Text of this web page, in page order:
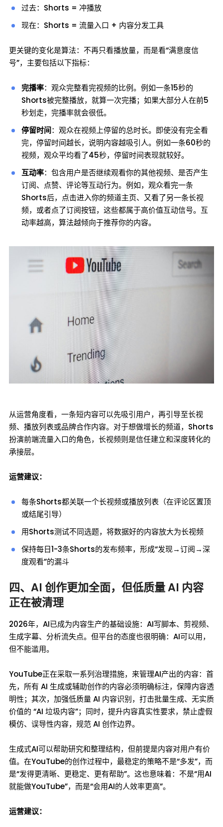
过去：Shorts = 冲播放
现在：Shorts = 流量入口 + 内容分发工具
更关键的变化是算法：不再只看播放量，而是看“满意度信
号”，主要包括以下指标：
完播率：观众完整看完视频的比例。例如一条15秒的
Shorts被完整播放，就算一次完播；如果大部分人在前5
秒划走，完播率就会很低。
停留时间：观众在视频上停留的总时长。即使没有完全看
完，停留时间越长，说明内容越吸引人。例如一条60秒的
视频，观众平均看了45秒，停留时间表现就较好。
互动率：包含用户是否继续观看你的其他视频、是否产生
订阅、点赞、评论等互动行为。例如，观众看完一条
Shorts后，点击进入你的频道主页、又看了另一条长视
频，或者点了订阅按钮，这些都属于高价值互动信号。互
动率越高，算法越倾向于推荐你的内容。
从运营角度看，一条短内容可以先吸引用户，再引导至长视
频、播放列表或品牌合作内容。对于想做增长的频道，Shorts
扮演前端流量入口的角色，长视频则是信任建立和深度转化的
承接层。
运营建议：
每条Shorts都关联一个长视频或播放列表（在评论区置顶
或结尾引导）
用Shorts测试不同选题，将数据好的内容放大为长视频
保持每日1-3条Shorts的发布频率，形成“发现→订阅→深
度观看”的漏斗
四、AI 创作更加全面，但低质量 AI 内容
正在被清理
2026年，AI已成为内容生产的基础设施：AI写脚本、剪视频、
生成字幕、分析流失点。但平台的态度也很明确：AI可以用，
但不能滥用。
YouTube正在采取一系列治理措施，来管理AI产出的内容：首
先，所有 AI 生成或辅助创作的内容必须明确标注，保障内容透
明性；其次，加强低质量 AI 内容识别，打击批量生成、无实质
价值的 “AI 垃圾内容”；同时，提升内容真实性要求，禁止虚假
模仿、误导性内容，规范 AI 创作边界。
生成式AI可以帮助研究和整理结构，但前提是内容对用户有价
值。在YouTube的创作过程中，最稳定的策略不是“多发”，而
是“发得更清晰、更稳定、更有帮助”。这也意味着：不是“用AI
就能做YouTube”，而是“会用AI的人效率更高”。
运营建议：